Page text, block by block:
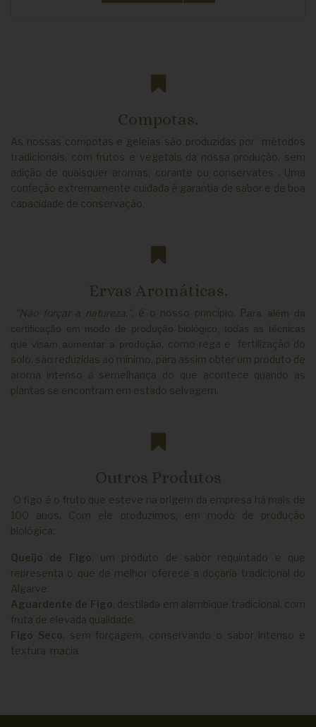
Compotas.
As nossas compotas e geleias são produzidas por métodos
tradicionais, com frutos e vegetais da nossa produção, sem
adição de quaisquer aromas, corante ou conservates . Uma
confeção extremamente cuidada é garantia de sabor e de boa
capacidade de conservação.
Ervas Aromáticas.
"Não forçar a natureza." , é o nosso princípio. Para além da
certificação em modo de produção biológico,
todas as técnicas
que visam aumentar a produção, como rega e fertilização do
solo, são reduzidas ao mínimo, para assim obter um produto de
aroma intenso à semelhança do que acontece quando as
plantas se encontram em estado selvagem.
Outros Produtos
O figo é o fruto que esteve na origem da empresa há mais de
100 anos. Com ele produzimos, em modo de produção
biológica:
Queijo de Figo, um produto de sabor requintado e que
representa o que de melhor oferece a doçaria tradicional do
Algarve.
Aguardente de Figo, destilada em alambique tradicional, com
fruta de elevada qualidade.
Figo Seco, sem forçagem, conservando o sabor intenso e
textura macia.